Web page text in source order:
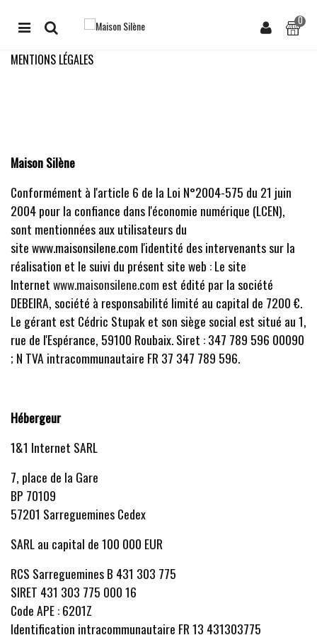
0
MENTIONS LÉGALES
Maison Silène
Conformément à l'article 6 de la Loi N°2004-575 du 21 juin
2004 pour la confiance dans l'économie numérique (LCEN),
sont mentionnées aux utilisateurs du
site www.maisonsilene.com l'identité des intervenants sur la
réalisation et le suivi du présent site web : Le site
Internetwww.maisonsilene.comest édité par la société
DEBEIRA, société à responsabilité limité au capital de 7200 €.
Le gérant est Cédric Stupak et son siège social est situé au 1,
rue de l'Espérance, 59100 Roubaix. Siret : 347 789 596 00090
; N TVA intracommunautaire FR 37 347 789 596.
Hébergeur
1&1 Internet SARL
7, place de la Gare
BP 70109
57201 Sarreguemines Cedex
SARL au capital de 100 000 EUR
RCS Sarreguemines B 431 303 775
SIRET 431 303 775 000 16
Code APE : 6201Z
Identification intracommunautaire FR 13 431303775